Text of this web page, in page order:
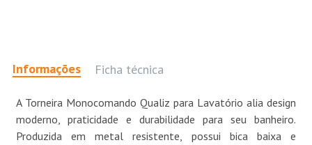
Informações Ficha técnica
A Torneira Monocomando Qualiz para Lavatório alia design
moderno, praticidade e durabilidade para seu banheiro.
Produzida em metal resistente, possui bica baixa e